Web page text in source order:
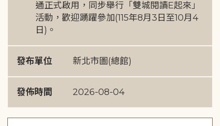
通正式啟用，同步舉行「雙城閱讀E起來」
活動，歡迎踴躍參加(115年8月3日至10月4
日)。
發布單位 新北市圖(總館)
發佈時間 2026-08-04